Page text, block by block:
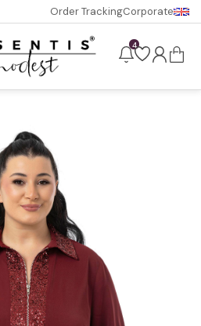
Order TrackingCorporate
4